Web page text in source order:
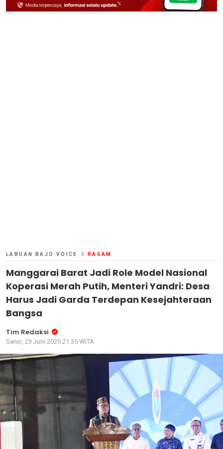
LABUAN BAJO VOICE RAGAM
Manggarai Barat Jadi Role Model Nasional
Koperasi Merah Putih, Menteri Yandri: Desa
Harus Jadi Garda Terdepan Kesejahteraan
Bangsa
Tim Redaksi
Senin, 23 Juni 2025 21:35 WITA